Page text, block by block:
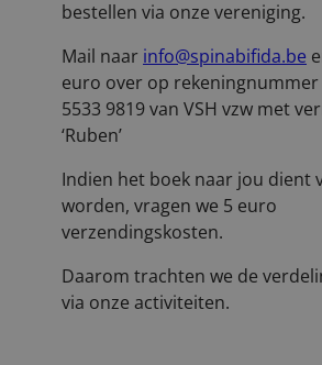
bestellen via onze vereniging.
Mail naar info@spinabifida.be
euro over op rekeningnummer
5533 9819 van VSH vzw met
‘Ruben’
Indien het boek naar jou dient
worden, vragen we 5 euro
verzendingskosten.
Daarom trachten we de
via onze activiteiten.